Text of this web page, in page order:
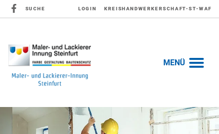
SUCHE LOGIN KREISHANDWERKERSCHAFT-ST-WAF
MENÜ